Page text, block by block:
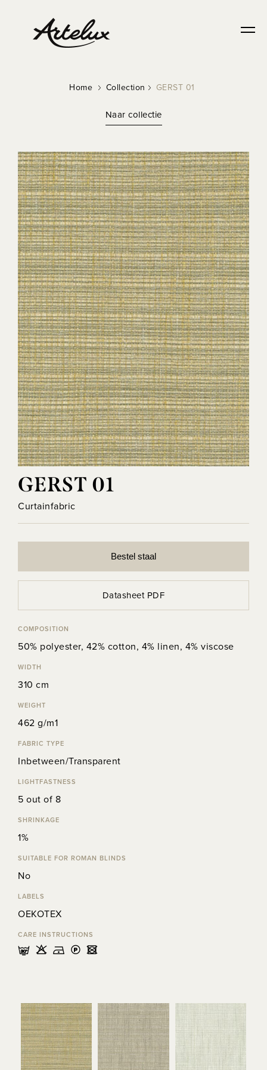
Home Collection GERST 01
Naar collectie
GERST 01
Curtainfabric
Bestel staal
Datasheet PDF
COMPOSITION
50% polyester, 42% cotton, 4% linen, 4% viscose
WIDTH
310 cm
WEIGHT
462 g/m1
FABRIC TYPE
Inbetween/Transparent
LIGHTFASTNESS
5 out of 8
SHRINKAGE
1%
SUITABLE FOR ROMAN BLINDS
No
LABELS
OEKOTEX
CARE INSTRUCTIONS
mHDLU